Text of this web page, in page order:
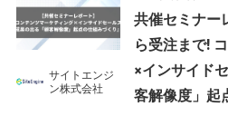
共催セミナー
ら受注まで!
×インサイド
客解像度」起
サイトエンジ
ン株式会社